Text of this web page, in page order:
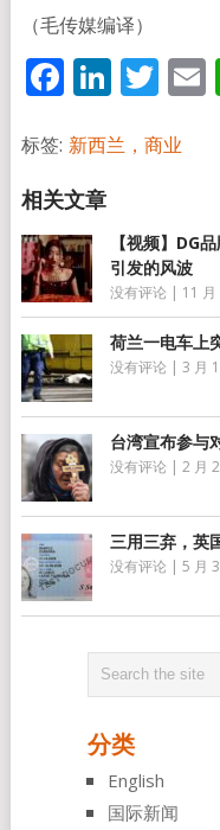
（毛传媒编译）
标签: 新西兰，商业
【视频】DG
引发的风波
没有评论 | 11
荷兰一电车上
没有评论 | 3 月
台湾宣布参与
没有评论 | 2 月
三用三弃，英
没有评论 | 5 月
分类
English
国际新闻